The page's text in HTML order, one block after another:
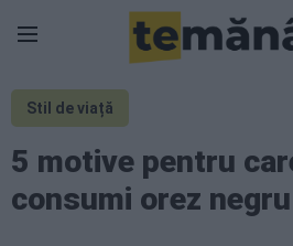
Stil de viață
5 motive pentru
consumi orez negru